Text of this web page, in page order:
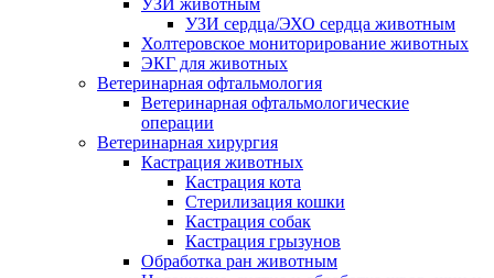
УЗИ животным
УЗИ сердца/ЭХО сердца животным
Холтеровское мониторирование животных
ЭКГ для животных
Ветеринарная офтальмология
Ветеринарная офтальмологические
операции
Ветеринарная хирургия
Кастрация животных
Кастрация кота
Стерилизация кошки
Кастрация собак
Кастрация грызунов
Обработка ран животным